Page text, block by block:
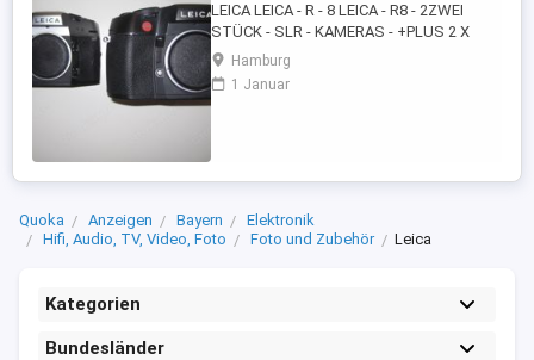
LEICA LEICA - R - 8 LEICA - R8 - 2ZWEI
STÜCK - SLR - KAMERAS - +PLUS 2 X
LEICA ZUBEHÖR - LEICA R8 - SLR -
KAMERAS - SILBER - CHROM UND
SCHWARZ - OVP - 2ZWEI X BOXED -
KAMERAS - LEICA R8 - ...
Hamburg
1 Januar
Quoka Anzeigen Bayern
Elektronik
Hifi, Audio, TV, Video, Foto
Foto und Zubehör Leica
Kategorien
Bundesländer